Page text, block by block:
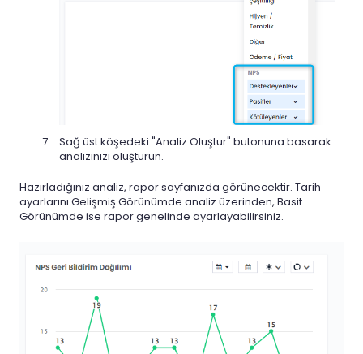
Sağ üst köşedeki "Analiz Oluştur" butonuna basarak
analizinizi oluşturun.
Hazırladığınız analiz, rapor sayfanızda görünecektir. Tarih
ayarlarını Gelişmiş Görünümde analiz üzerinden, Basit
Görünümde ise rapor genelinde ayarlayabilirsiniz.